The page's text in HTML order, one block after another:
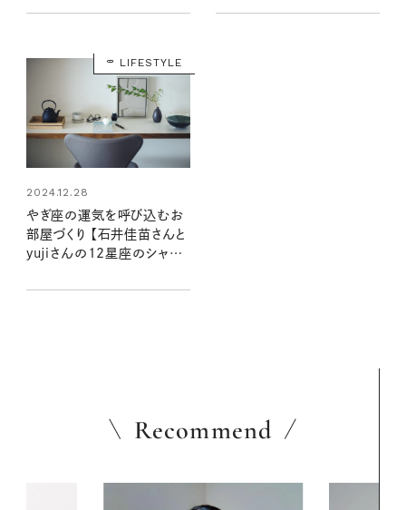
ア】
LIFESTYLE
2024.12.28
やぎ座の運気を呼び込むお
部屋づくり 【石井佳苗さんと
yujiさんの12星座のシャド
Recommend